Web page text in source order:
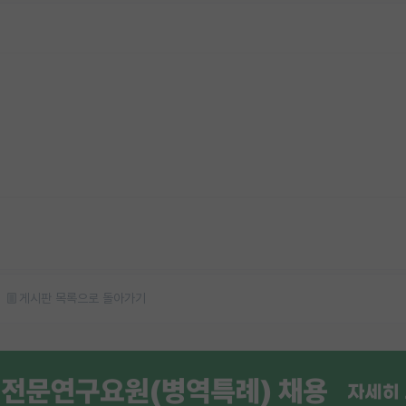
게시판 목록으로 돌아가기